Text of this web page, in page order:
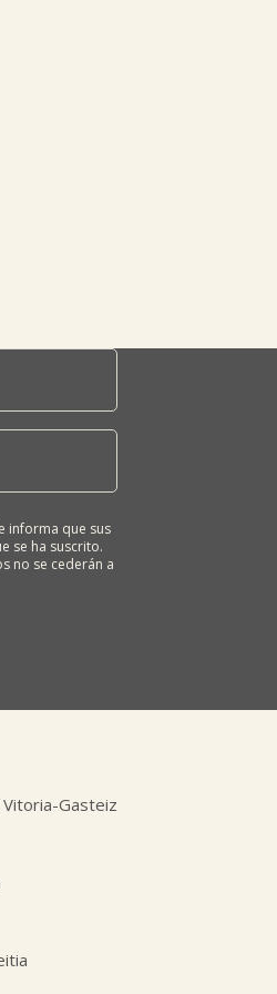
informa que sus
se ha suscrito.
no se cederán a
datos
48196 LEZAMA-
Gasteiz